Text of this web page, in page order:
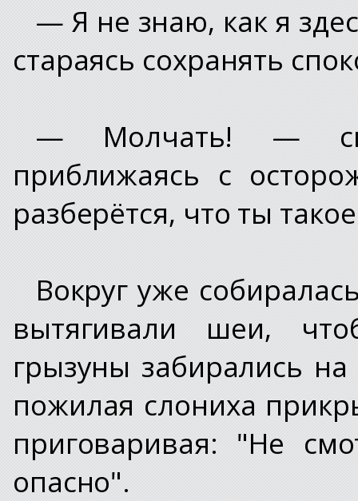
— Я не знаю, как я
стараясь сохранять
— Молчать! —
приближаясь с
разберётся, что ты
Вокруг уже
вытягивали шеи,
грызуны забирались
пожилая слониха
приговаривая: "Не
опасно".